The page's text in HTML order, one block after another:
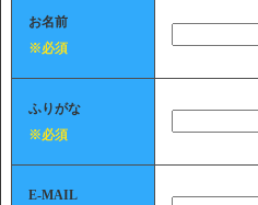
お名前
※必須
ふりがな
※必須
E-MAIL